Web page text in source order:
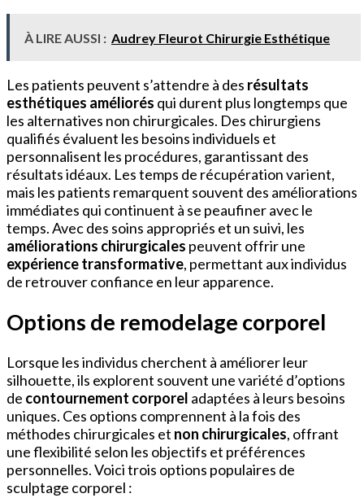
À LIRE AUSSI : Audrey Fleurot Chirurgie Esthétique
Les patients peuvent s’attendre à des résultats
esthétiques améliorés qui durent plus longtemps que
les alternatives non chirurgicales. Des chirurgiens
qualifiés évaluent les besoins individuels et
personnalisent les procédures, garantissant des
résultats idéaux. Les temps de récupération varient,
mais les patients remarquent souvent des améliorations
immédiates qui continuent à se peaufiner avec le
temps. Avec des soins appropriés et un suivi, les
améliorations chirurgicales peuvent offrir une
expérience transformative, permettant aux individus
de retrouver confiance en leur apparence.
Options de remodelage corporel
Lorsque les individus cherchent à améliorer leur
silhouette, ils explorent souvent une variété d’options
de contournement corporel adaptées à leurs besoins
uniques. Ces options comprennent à la fois des
méthodes chirurgicales et non chirurgicales, offrant
une flexibilité selon les objectifs et préférences
personnelles. Voici trois options populaires de
sculptage corporel :